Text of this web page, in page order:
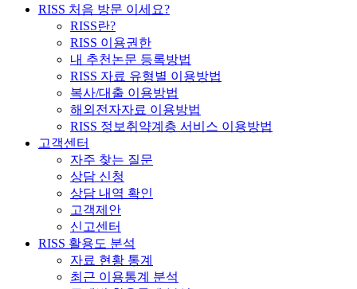
RISS 처음 방문 이세요?
RISS란?
RISS 이용권한
내 추천논문 등록방법
RISS 자료 유형별 이용방법
복사/대출 이용방법
해외전자자료 이용방법
RISS 정보취약계층 서비스 이용방법
고객센터
자주 찾는 질문
상담 신청
상담 내역 확인
고객제안
신고센터
RISS 활용도 분석
자료 현황 통계
최근 이용통계 분석